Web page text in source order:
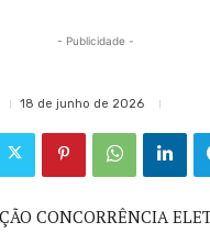
- Publicidade -
18 de junho de 2026
CONCORRÊNCIA